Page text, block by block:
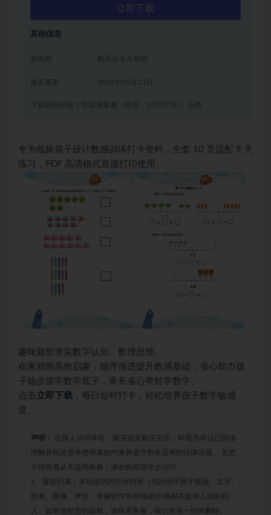
立即下载
其他信息
有效期 购买后永久有效
2026年05月23日
下载遇到问题？可联系客服（微信：53073781）反馈
专为低龄孩子设计数感训练打卡资料，全套 10 页适配 9 天
练习，PDF 高清格式直接打印使用。
趣味题型夯实数字认知、数理思维。
在家就能高效启蒙，循序渐进提升数感基础，省心助力孩
子稳步筑牢数学底子，家长省心带娃学数学。
点击立即下载 ，每日短时打卡，轻松培养孩子数学敏感
度。
声明：
任何人访问本站，购买或未购买宝贝，即视为承认已阅读
理解并同意受本使用条款约束并道守所有适用的法律法规。 若您
不同意遵从本适用条赦，请勿购买或停止访问。
1、版权归属：本站提供的任何内容（包括但不限于数据、文字、
图表、图像、声音、录像软件等)的版权归属相关版权人或权利
人。如有侵犯您的版权，请联系客服，我们将第一时间删除。